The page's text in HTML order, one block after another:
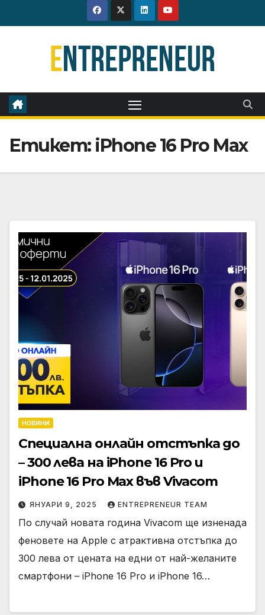
to
Етикет: iPhone 16 Pro Max
НОВИНИ
Специална онлайн отстъпка до
– 300 лева на iPhone 16 Pro и
iPhone 16 Pro Max във Vivacom
ЯНУАРИ 9, 2025 ENTREPRENEUR TEAM
По случай новата година Vivacom ще изненада
феновете на Apple с атрактивна отстъпка до
300 лева от цената на едни от най-желаните
смартфони – iPhone 16 Pro и iPhone 16…